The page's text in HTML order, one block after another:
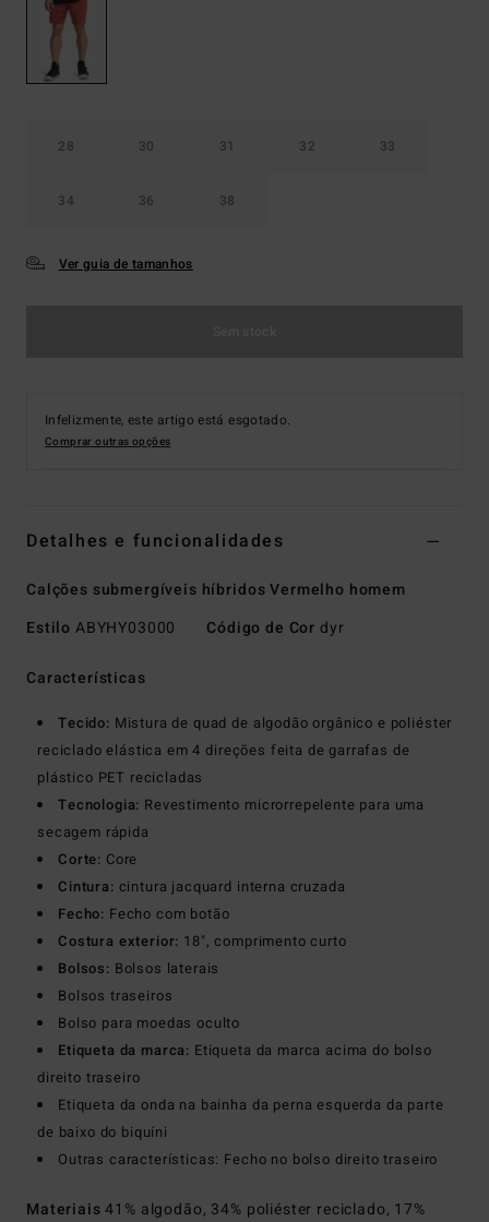
28 30 31 32 33
34 36 38
Ver guia de tamanhos
Infelizmente, este artigo está esgotado.
Comprar outras opções
Detalhes e funcionalidades
Calções submergíveis híbridos Vermelho homem
Estilo ABYHY03000 Código de Cor dyr
Características
Tecido: Mistura de quad de algodão orgânico e poliéster
reciclado elástica em 4 direções feita de garrafas de
plástico PET recicladas
Tecnologia: Revestimento microrrepelente para uma
secagem rápida
Corte: Core
Cintura: cintura jacquard interna cruzada
Fecho: Fecho com botão
Costura exterior: 18", comprimento curto
Bolsos: Bolsos laterais
Bolsos traseiros
Bolso para moedas oculto
Etiqueta da marca: Etiqueta da marca acima do bolso
direito traseiro
Etiqueta da onda na bainha da perna esquerda da parte
de baixo do biquíni
Outras características: Fecho no bolso direito traseiro
Materiais41% algodão, 34% poliéster reciclado, 17%